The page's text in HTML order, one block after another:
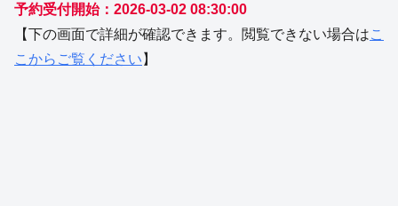
予約受付開始：2026-03-02 08:30:00
【下の画面で詳細が確認できます。閲覧できない場合はこ
こからご覧ください 】